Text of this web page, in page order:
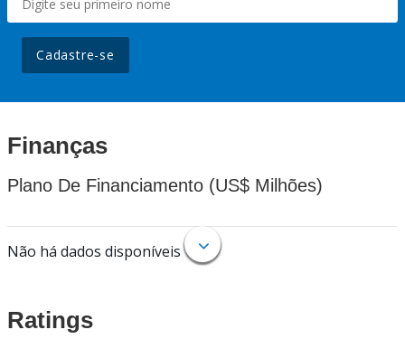
Cadastre-se
Finanças
Plano De Financiamento (US$ Milhões)
Não há dados disponíveis
Ratings